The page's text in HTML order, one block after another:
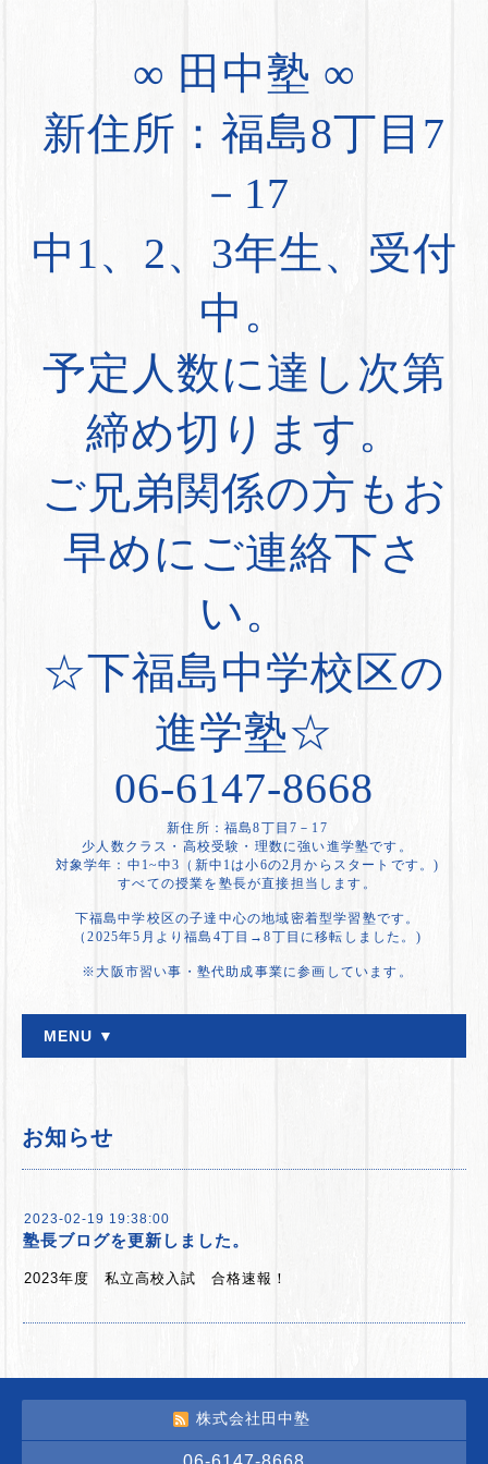
∞ 田中塾 ∞
新住所：福島8丁目7
－17
中1、2、3年生、受付
中。
予定人数に達し次第
締め切ります。
ご兄弟関係の方もお
早めにご連絡下さ
い。
☆下福島中学校区の
進学塾☆
06-6147-8668
新住所：福島8丁目7－17
少人数クラス・高校受験・理数に強い進学塾です。
対象学年：中1~中3（新中1は小6の2月からスタートです。)
すべての授業を塾長が直接担当します。
下福島中学校区の子達中心の地域密着型学習塾です。
（2025年5月より福島4丁目→8丁目に移転しました。)
※大阪市習い事・塾代助成事業に参画しています。
MENU ▼
お知らせ
2023-02-19 19:38:00
塾長ブログを更新しました。
2023年度 私立高校入試 合格速報！
株式会社田中塾